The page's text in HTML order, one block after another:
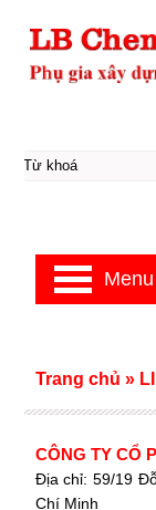
CÔNG TY CỔ
Địa chỉ: 59/19
Chí Minh
Trang chủ »
Menu